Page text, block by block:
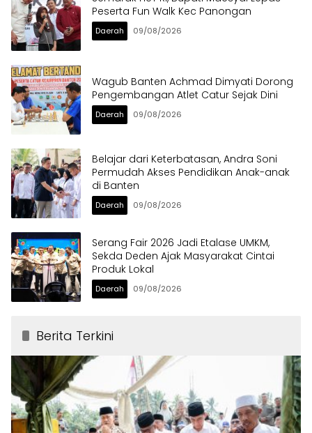
Peserta Fun Walk Kec Panongan
Daerah 09/08/2026
Wagub Banten Achmad Dimyati Dorong
Pengembangan Atlet Catur Sejak Dini
Daerah 09/08/2026
Belajar dari Keterbatasan, Andra Soni
Permudah Akses Pendidikan Anak-anak
di Banten
Daerah 09/08/2026
Serang Fair 2026 Jadi Etalase UMKM,
Sekda Deden Ajak Masyarakat Cintai
Produk Lokal
Daerah 09/08/2026
Berita Terkini